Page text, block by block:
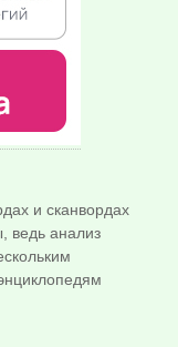
и сканвордах
ведь анализ